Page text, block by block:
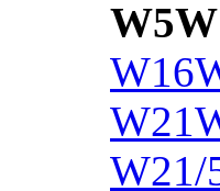
W5W
W21/